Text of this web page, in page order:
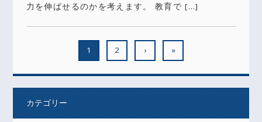
力を伸ばせるのかを考えます。 教育で […]
1 2 › »
カテゴリー